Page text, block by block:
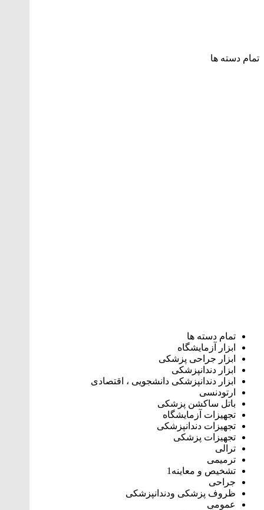
تمام دسته ها
تمام دسته ها
ابزار آزمایشگاه
ابزار جراحی پزشکی
ابزار دندانپزشکی
ابزار دندانپزشکی دانشجویی ، اقتصادی
ارتودنسی
باتل ساکشن پزشکی
تجهیزات آزمایشگاه
تجهیزات دندانپزشکی
تجهیزات پزشکی
ترالی
ترمیمی
تشخیص و معاینه1
جراحی
ظروف پزشکی ودندانپزشکی
عمومی